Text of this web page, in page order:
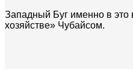
Западный Буг именно в это
хозяйстве» Чубайсом.